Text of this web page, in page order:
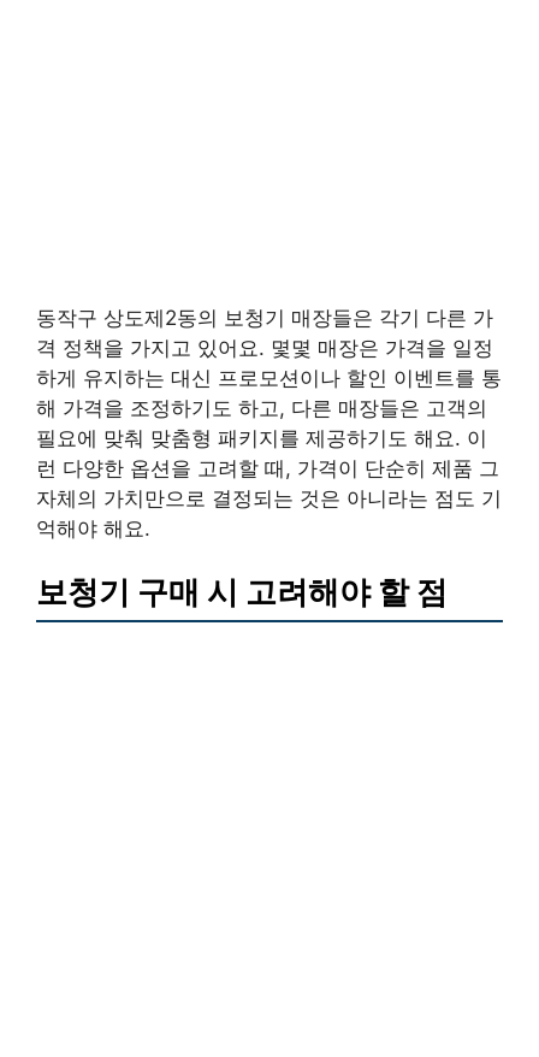
동작구 상도제2동의 보청기 매장들은 각기 다른 가
격 정책을 가지고 있어요. 몇몇 매장은 가격을 일정
하게 유지하는 대신 프로모션이나 할인 이벤트를 통
해 가격을 조정하기도 하고, 다른 매장들은 고객의
필요에 맞춰 맞춤형 패키지를 제공하기도 해요. 이
런 다양한 옵션을 고려할 때, 가격이 단순히 제품 그
자체의 가치만으로 결정되는 것은 아니라는 점도 기
억해야 해요.
보청기 구매 시 고려해야 할 점